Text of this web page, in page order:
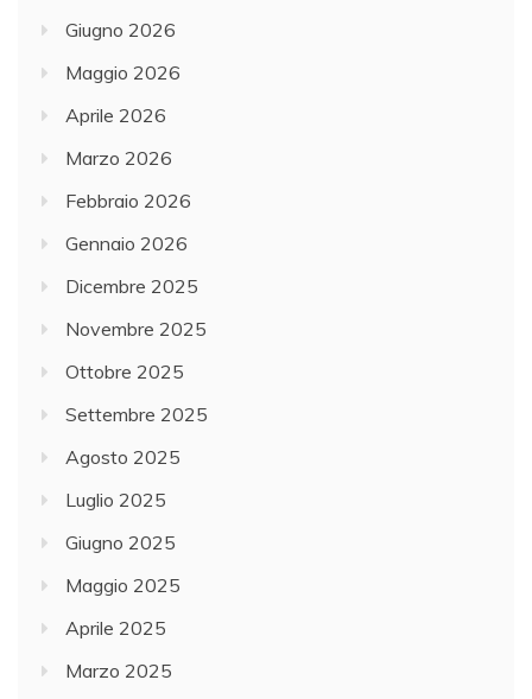
Giugno 2026
Maggio 2026
Aprile 2026
Marzo 2026
Febbraio 2026
Gennaio 2026
Dicembre 2025
Novembre 2025
Ottobre 2025
Settembre 2025
Agosto 2025
Luglio 2025
Giugno 2025
Maggio 2025
Aprile 2025
Marzo 2025